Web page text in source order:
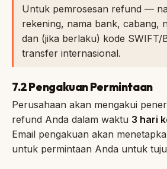
Untuk pemrosesan refund —
rekening, nama bank, cabang,
dan (jika berlaku) kode SWIFT/
transfer internasional.
7.2 Pengakuan Permintaan
Perusahaan akan mengakui
refund Anda dalam waktu 3 hari
Email pengakuan akan
untuk permintaan Anda untuk